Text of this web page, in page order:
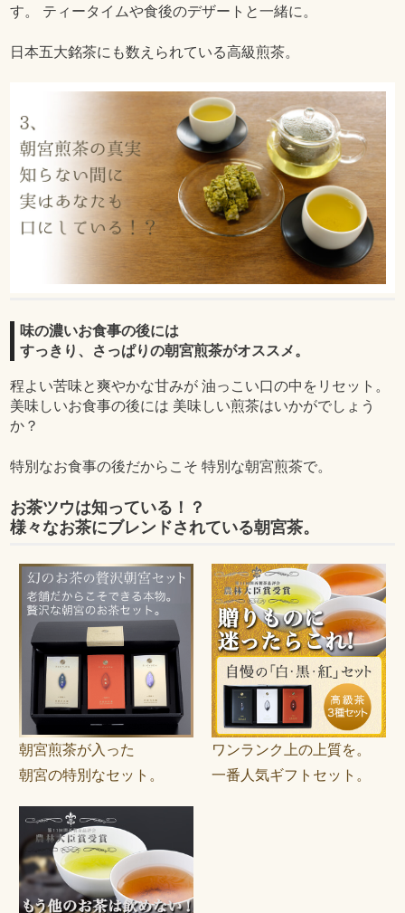
す。 ティータイムや食後のデザートと一緒に。
日本五大銘茶にも数えられている高級煎茶。
味の濃いお食事の後には
すっきり、さっぱりの朝宮煎茶がオススメ。
程よい苦味と爽やかな甘みが 油っこい口の中をリセット。
美味しいお食事の後には 美味しい煎茶はいかがでしょう
か？
特別なお食事の後だからこそ 特別な朝宮煎茶で。
お茶ツウは知っている！？
様々なお茶にブレンドされている朝宮茶。
朝宮煎茶が入った
朝宮の特別なセット。
ワンランク上の上質を。
一番人気ギフトセット。